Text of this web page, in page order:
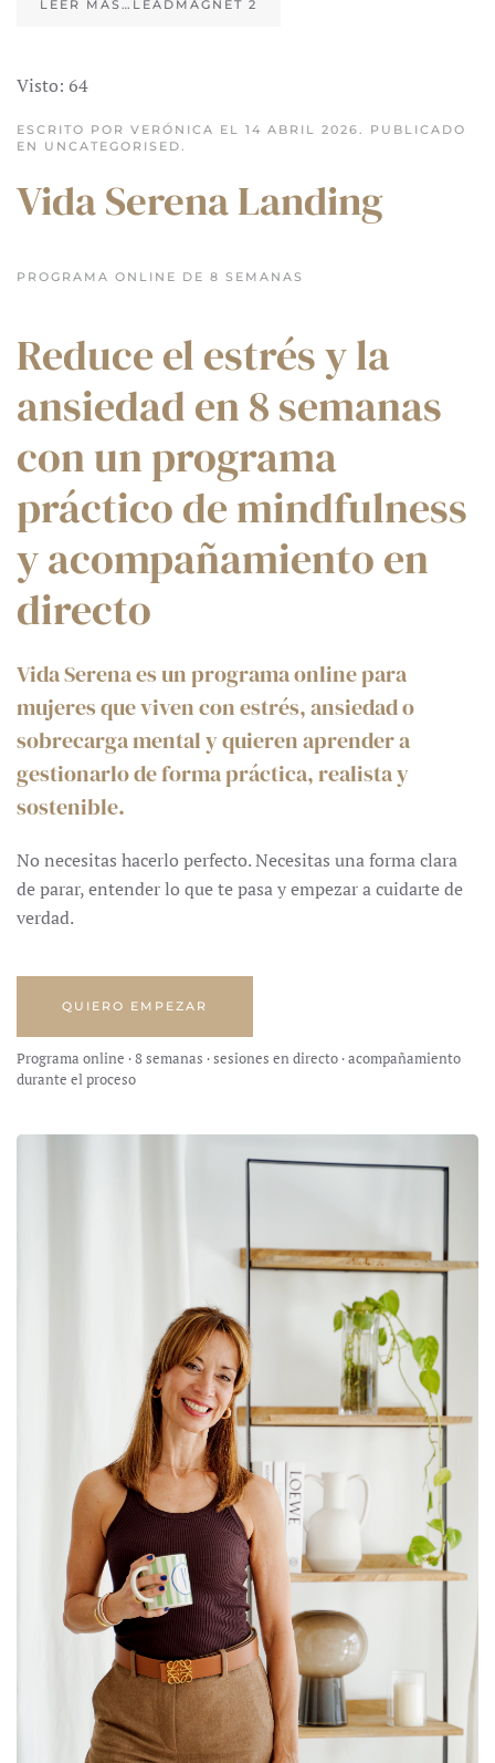
LEER MÁS…LEADMAGNET 2
Visto: 64
ESCRITO POR VERÓNICA EL 14 ABRIL 2026 . PUBLICADO
EN UNCATEGORISED .
Vida Serena Landing
PROGRAMA ONLINE DE 8 SEMANAS
Reduce el estrés y la
ansiedad en 8 semanas
con un programa
práctico de mindfulness
y acompañamiento en
directo
Vida Serena es un programa online para
mujeres que viven con estrés, ansiedad o
sobrecarga mental y quieren aprender a
gestionarlo de forma práctica, realista y
sostenible.
No necesitas hacerlo perfecto. Necesitas una forma clara
de parar, entender lo que te pasa y empezar a cuidarte de
verdad.
QUIERO EMPEZAR
Programa online · 8 semanas · sesiones en directo · acompañamiento
durante el proceso